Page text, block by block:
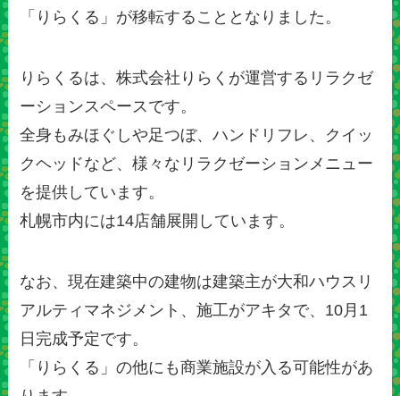
「りらくる」が移転することとなりました。
りらくるは、株式会社りらくが運営するリラクゼ
ーションスペースです。
全身もみほぐしや足つぼ、ハンドリフレ、クイッ
クヘッドなど、様々なリラクゼーションメニュー
を提供しています。
札幌市内には14店舗展開しています。
なお、現在建築中の建物は建築主が大和ハウスリ
アルティマネジメント、施工がアキタで、10月1
日完成予定です。
「りらくる」の他にも商業施設が入る可能性があ